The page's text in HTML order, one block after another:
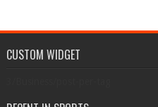
CUSTOM WIDGET